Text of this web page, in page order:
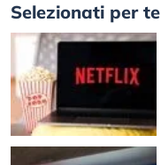
Selezionati per te